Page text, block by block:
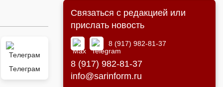
Телеграм
Связаться с редакцией или
прислать новость
8 (917) 982-81-37
8 (917) 982-81-37
info@sarinform.ru